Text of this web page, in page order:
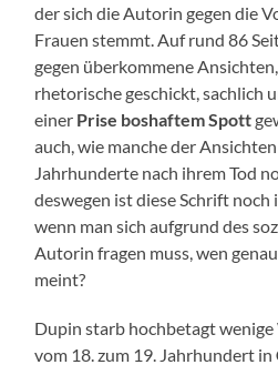
der sich die Autorin gegen die
Frauen stemmt. Auf rund 86
gegen überkommene
rhetorische geschickt, sachlich
einer Prise boshaftem Spott
auch, wie manche der
Jahrhunderte nach ihrem Tod
deswegen ist diese Schrift noch
wenn man sich aufgrund des
Autorin fragen muss, wen
meint?
Dupin starb hochbetagt
vom 18. zum 19. Jahrhundert in